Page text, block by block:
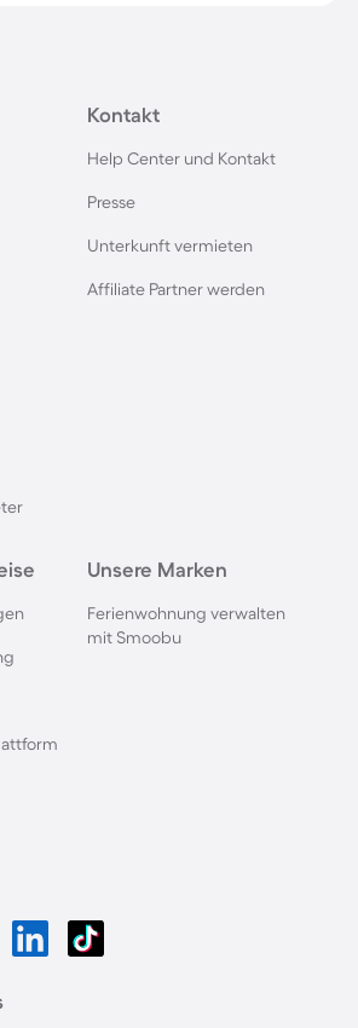
Kontakt
Help Center und Kontakt
Presse
Unterkunft vermieten
Affiliate Partner werden
Unsere Marken
Ferienwohnung verwalten
mit Smoobu